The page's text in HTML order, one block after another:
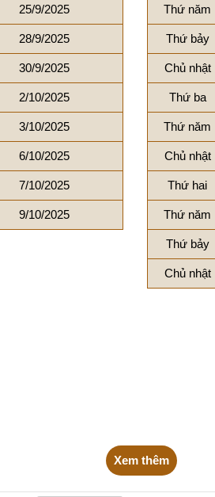
25/9/2025
28/9/2025
30/9/2025
2/10/2025
3/10/2025
6/10/2025
7/10/2025
9/10/2025
Thứ năm
Thứ bảy
Chủ nhật
Thứ ba
Thứ năm
Chủ nhật
Thứ hai
Thứ năm
Thứ bảy
Chủ nhật
Xem thêm